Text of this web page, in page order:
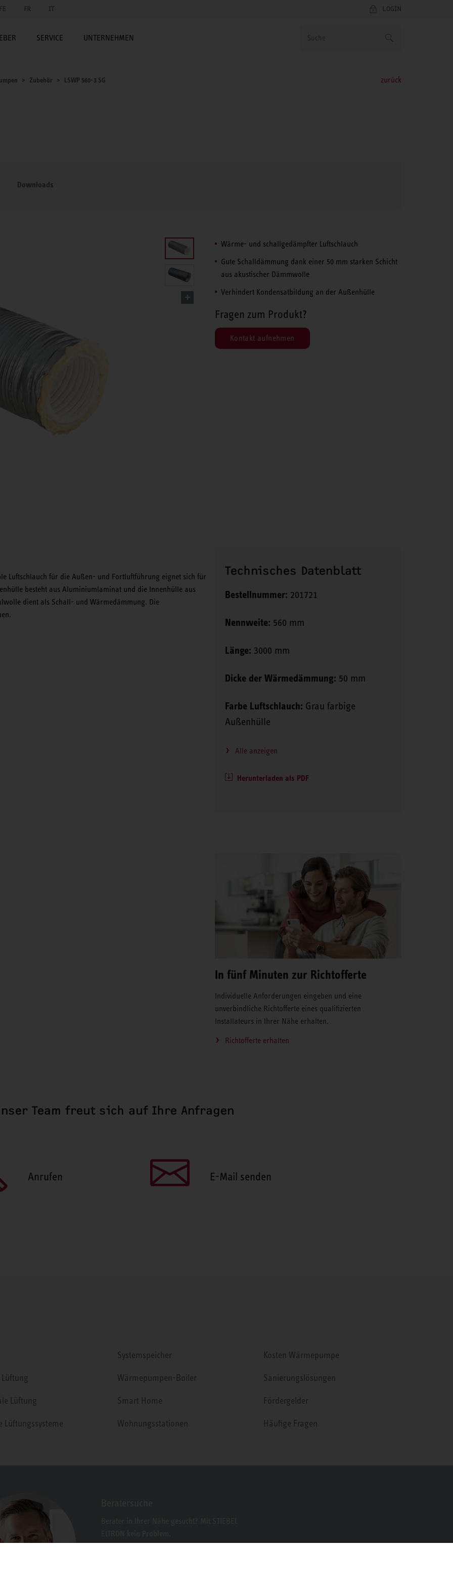
FR IT LOGIN
SERVICE UNTERNEHMEN
Zubehör LSWP 560-3 SG zurück
Downloads
Wärme- und schallgedämpfter Luftschlauch
Gute Schalldämmung dank einer 50 mm starken Schicht
aus akustischer Dämmwolle
Verhindert Kondensatbildung an der Außenhülle
Fragen zum Produkt?
Kontakt aufnehmen
Luftschlauch für die Außen- und Fortluftführung eignet sich für
besteht aus Aluminiumlaminat und die Innenhülle aus
dient als Schall- und Wärmedämmung. Die
Technisches Datenblatt
Bestellnummer: 201721
Nennweite: 560 mm
Länge: 3000 mm
Dicke der Wärmedämmung: 50 mm
Farbe Luftschlauch: Grau farbige
Außenhülle
Alle anzeigen
Herunterladen als PDF
In fünf Minuten zur Richtofferte
Individuelle Anforderungen eingeben und eine
unverbindliche Richtofferte eines qualifizierten
Installateurs in Ihrer Nähe erhalten.
Richtofferte erhalten
Team freut sich auf Ihre Anfragen
Anrufen E-Mail senden
Lüftung
Lüftungssysteme
Systemspeicher
Wärmepumpen-Boiler
Smart Home
Wohnungsstationen
Kosten Wärmepumpe
Sanierungslösungen
Fördergelder
Häufige Fragen